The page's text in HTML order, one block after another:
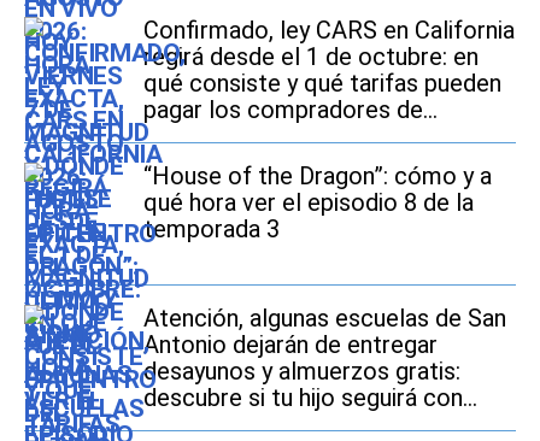
Confirmado, ley CARS en California
regirá desde el 1 de octubre: en
qué consiste y qué tarifas pueden
pagar los compradores de
vehículos usados
“House of the Dragon”: cómo y a
qué hora ver el episodio 8 de la
temporada 3
Atención, algunas escuelas de San
Antonio dejarán de entregar
desayunos y almuerzos gratis:
descubre si tu hijo seguirá con
este beneficio durante el ciclo